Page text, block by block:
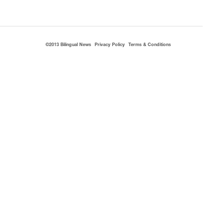
©2013 Bilingual News Privacy Policy Terms & Conditions